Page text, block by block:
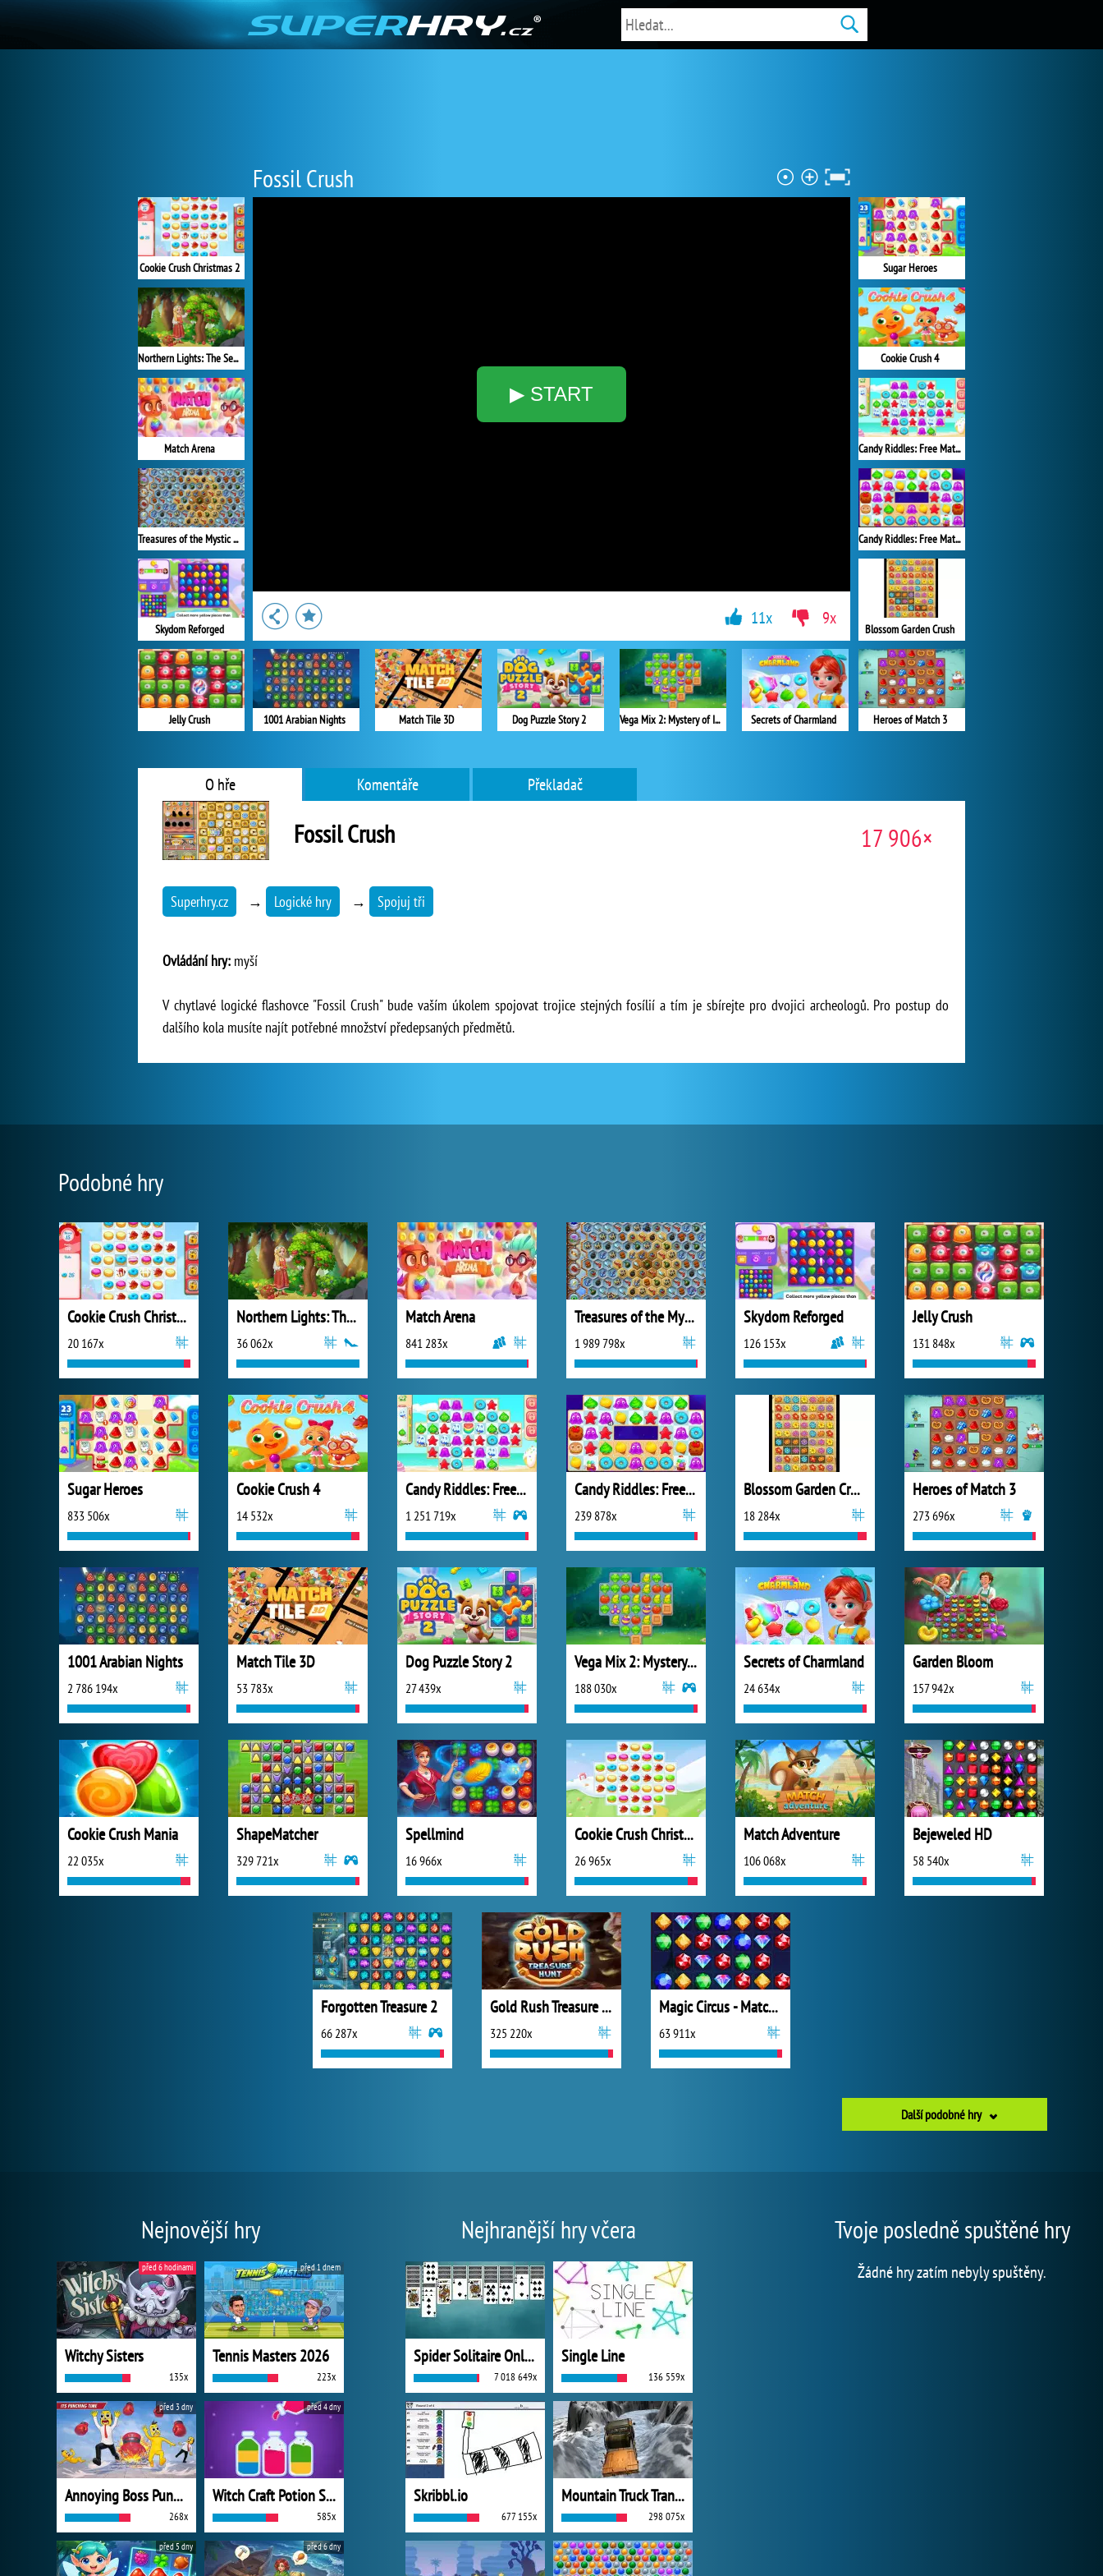
Fossil Crush
▶ START
Cookie Crush Christmas 2
Northern Lights: The Secret of the Forest
Match Arena
Treasures of the Mystic Sea
Skydom Reforged
Jelly Crush
Sugar Heroes
Cookie Crush 4
Candy Riddles: Free Match 3 Puzzle
Candy Riddles: Free Match 3
Blossom Garden Crush
Heroes of Match 3
1001 Arabian Nights Match Tile 3D Dog Puzzle Story 2 Vega Mix 2: Mystery of Island Secrets of Charmland
11x 9x
O hře Komentáře Překladač
Fossil Crush 17 906×
Superhry.cz → Logické hry → Spojuj tři
Ovládání hry: myší
V chytlavé logické flashovce "Fossil Crush" bude vaším úkolem spojovat trojice stejných fosílií a tím je sbírejte pro dvojici archeologů. Pro postup do
dalšího kola musíte najít potřebné množství předepsaných předmětů.
Podobné hry
Cookie Crush Christmas 2
20 167x
Northern Lights: The Secret of the Forest
36 062x
Match Arena
841 283x
Treasures of the Mystic Sea
1 989 798x
Skydom Reforged
126 153x
Jelly Crush
131 848x
Sugar Heroes
833 506x
Cookie Crush 4
14 532x
Candy Riddles: Free Match 3 Puzzle
1 251 719x
Candy Riddles: Free Match 3
239 878x
Blossom Garden Crush
18 284x
Heroes of Match 3
273 696x
1001 Arabian Nights
2 786 194x
Match Tile 3D
53 783x
Dog Puzzle Story 2
27 439x
Vega Mix 2: Mystery of Island
188 030x
Secrets of Charmland
24 634x
Garden Bloom
157 942x
Cookie Crush Mania
22 035x
ShapeMatcher
329 721x
Spellmind
16 966x
Cookie Crush Christmas Edition
26 965x
Match Adventure
106 068x
Bejeweled HD
58 540x
Forgotten Treasure 2
66 287x
Gold Rush Treasure Hunt
325 220x
Magic Circus - Match 3
63 911x
Další podobné hry
Nejnovější hry
Witchy Sisters
135x
před 6 hodinami
Tennis Masters 2026
223x
před 1 dnem
Annoying Boss Punch Game
268x
před 3 dny
Witch Craft Potion Sort
585x
před 4 dny
před 5 dny před 6 dny
Nejhranější hry včera
Spider Solitaire Online
7 018 649x
Single Line
136 559x
Skribbl.io
677 155x
Mountain Truck Transport
298 075x
Tvoje posledně spuštěné hry
Žádné hry zatím nebyly spuštěny.